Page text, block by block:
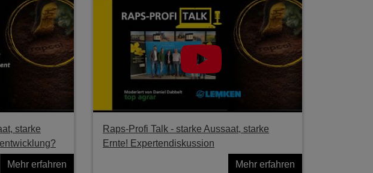
starke
Mehr erfahren
Raps-Profi Talk - starke Aussaat, starke
Ernte! Expertendiskussion
Mehr erfahren